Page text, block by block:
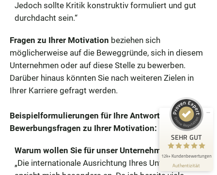
Jedoch sollte Kritik konstruktiv formuliert und gut
durchdacht sein.“
Fragen zu Ihrer Motivation beziehen sich
möglicherweise auf die Beweggründe, sich in diesem
Unternehmen oder auf diese Stelle zu bewerben.
Darüber hinaus könnten Sie nach weiteren Zielen in
Ihrer Karriere gefragt werden.
Beispielformulierungen für Ihre Antwort auf
Bewerbungsfragen zu Ihrer Motivation:
Warum wollen Sie für unser Unternehmen arbeiten?
„Die internationale Ausrichtung Ihres Unternehmens
SEHR GUT
12k+ Kundenbewertungen
Authentizität
Kundenbewertungen und Erfahrungen zu
98%
Empfehlungen auf
SEHR GUT
4,88 / 5,00
2.429
Bewertungen auf
ProvenExpert.com
10k+
Bewertungen von 3
anderen Quellen
Blick aufs ProvenExpert-Profil werfen
9.8.2026